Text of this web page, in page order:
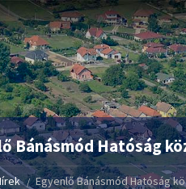
Bánásmód Hatóság
Egyenlő Bánásmód Hatóság